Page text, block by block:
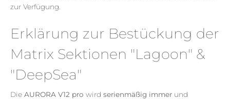
zur Verfügung.
Erklärung zur Bestückung der
Matrix Sektionen "Lagoon" &
"DeepSea"
Die AURORA V12 pro wird serienmäßig immer und